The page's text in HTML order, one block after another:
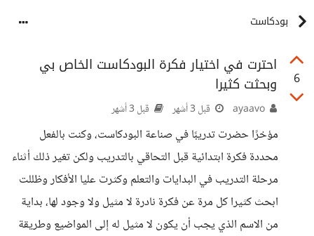
بودكاست
6
احترت في اختيار فكرة البودكاست الخاص بي
وبحثت كثيرا
قبل 3 أشهر قبل 3 أشهر
مؤخرًا حضرت تدريبًا في صناعة البودكاست، وكنت بالفعل
محددة فكرة ابتدائية قبل التحاقي بالتدريب ولكن تغير ذلك أثناء
مرحلة التدريب في البدايات والتعلم وكثرت عليا الأفكار وظللت
ابحث كثيرا كل مرة عن فكرة نادرة لا مثيل ولا وجود لها، بداية
من الاسم الذي يجب أن يكون لا مثيل له إلى المواضيع وطريقة